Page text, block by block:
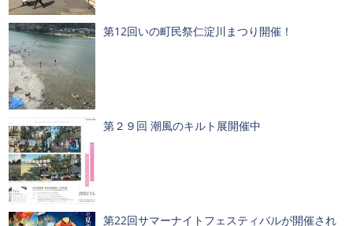
第12回いの町民祭仁淀川まつり開催！
第２９回 潮風のキルト展開催中
第22回サマーナイトフェスティバルが開催され